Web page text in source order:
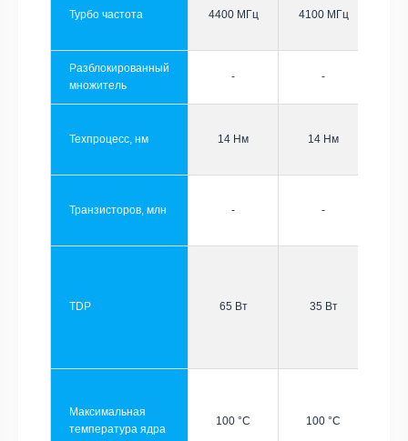
Турбо частота 4400 МГц 4100 МГц
Разблокированный
множитель
- -
Техпроцесс, нм 14 Нм 14 Нм
Транзисторов, млн - -
TDP 65 Вт 35 Вт
Максимальная
температура ядра
100 °C 100 °C